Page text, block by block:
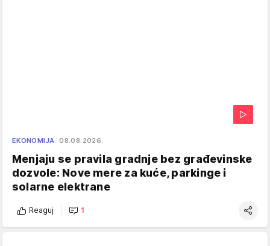
EKONOMIJA 08.08.2026.
Menjaju se pravila gradnje bez građevinske
dozvole: Nove mere za kuće, parkinge i
solarne elektrane
Reaguj 1